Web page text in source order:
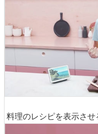
料理のレシピを表示させ